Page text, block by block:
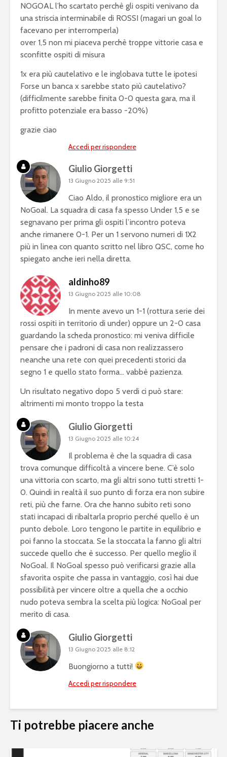
NOGOAL l’ho scartato perchè gli ospiti venivano da
una striscia interminabile di ROSSI (magari un goal lo
facevano per interromperla)
over 1,5 non mi piaceva perchè troppe vittorie casa e
sconfitte ospiti di misura
1x era più cautelativo e le inglobava tutte le ipotesi
Forse un banca x sarebbe stato più cautelativo?
(difficilmente sarebbe finita 0-0 questa gara, ma il
profitto potenziale era basso -20%)
grazie ciao
Accedi per rispondere
Giulio Giorgetti
13 Giugno 2025 alle 9:51
Ciao Aldo, il pronostico migliore era un
NoGoal. La squadra di casa fa spesso Under 1,5 e se
segnavano per prima gli ospiti l’incontro poteva
anche rimanere 0-1. Per un 1 servono numeri di 1X2
più in linea con quanto scritto nel libro QSC, come ho
spiegato anche ieri nella diretta.
aldinho89
13 Giugno 2025 alle 10:08
In mente avevo un 1-1 (rottura serie dei
rossi ospiti in territorio di under) oppure un 2-0 casa
guardando la scheda pronostico: mi veniva difficile
pensare che i padroni di casa non realizzassero
neanche una rete con quei precedenti storici da
segno 1 e quello stato forma… vabbè pazienza.
Un risultato negativo dopo 5 verdi ci può stare:
altrimenti mi monto troppo la testa
Giulio Giorgetti
13 Giugno 2025 alle 10:24
Il problema è che la squadra di casa
trova comunque difficoltà a vincere bene. C’è solo
una vittoria con scarto, ma gli altri sono tutti stretti 1-
0. Quindi in realtà il suo punto di forza era non subire
reti, più che farne. Ora che hanno subito reti sono
stati incapaci di ribaltarla proprio perché quello è un
punto debole. Loro tengono le partite in equilibrio e
poi fanno la stoccata. Se la stoccata la fanno gli altri
succede quello che è successo. Per quello meglio il
NoGoal. Il NoGoal spesso può verificarsi grazie alla
sfavorita ospite che passa in vantaggio, così hai due
possibilità per vincere oltre a quella che a occhio
nudo poteva sembra la scelta più logica: NoGoal per
merito di casa.
Giulio Giorgetti
13 Giugno 2025 alle 8:12
Buongiorno a tutti!
Accedi per rispondere
Ti potrebbe piacere anche